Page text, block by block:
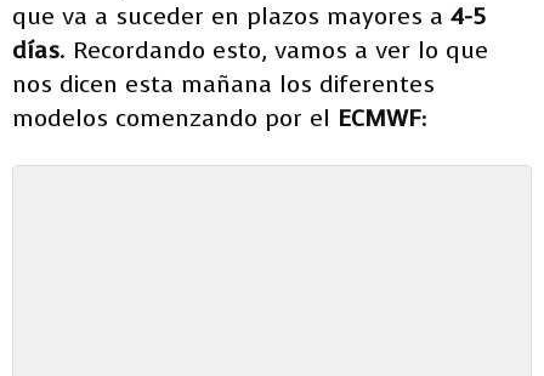
que va a suceder en plazos mayores a 4-5
días. Recordando esto, vamos a ver lo que
nos dicen esta mañana los diferentes
modelos comenzando por el ECMWF: